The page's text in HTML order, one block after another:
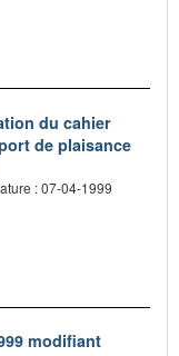
du cahier
de plaisance
: 07-04-1999
modifiant